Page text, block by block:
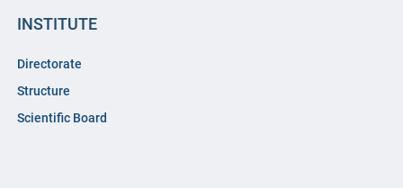
INSTITUTE
Directorate
Structure
Scientific Board